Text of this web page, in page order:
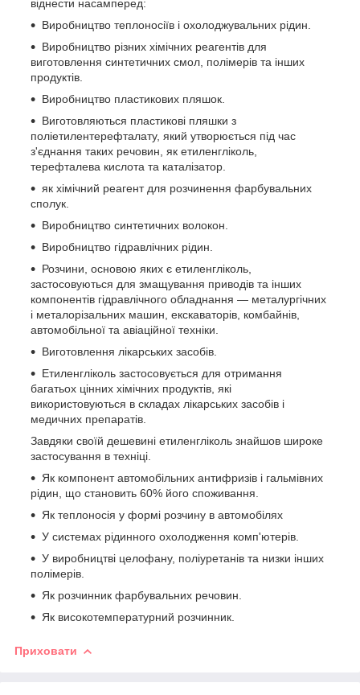
віднести насамперед:
Виробництво теплоносіїв і охолоджувальних рідин.
Виробництво різних хімічних реагентів для
виготовлення синтетичних смол, полімерів та інших
продуктів.
Виробництво пластикових пляшок.
Виготовляються пластикові пляшки з
поліетилентерефталату, який утворюється під час
з'єднання таких речовин, як етиленгліколь,
терефталева кислота та каталізатор.
як хімічний реагент для розчинення фарбувальних
сполук.
Виробництво синтетичних волокон.
Виробництво гідравлічних рідин.
Розчини, основою яких є етиленгліколь,
застосовуються для змащування приводів та інших
компонентів гідравлічного обладнання — металургічних
і металорізальних машин, екскаваторів, комбайнів,
автомобільної та авіаційної техніки.
Виготовлення лікарських засобів.
Етиленгліколь застосовується для отримання
багатьох цінних хімічних продуктів, які
використовуються в складах лікарських засобів і
медичних препаратів.
Завдяки своїй дешевині етиленгліколь знайшов широке
застосування в техніці.
Як компонент автомобільних антифризів і гальмівних
рідин, що становить 60% його споживання.
Як теплоносія у формі розчину в автомобілях
У системах рідинного охолодження комп'ютерів.
У виробництві целофану, поліуретанів та низки інших
полімерів.
Як розчинник фарбувальних речовин.
Як високотемпературний розчинник.
Приховати